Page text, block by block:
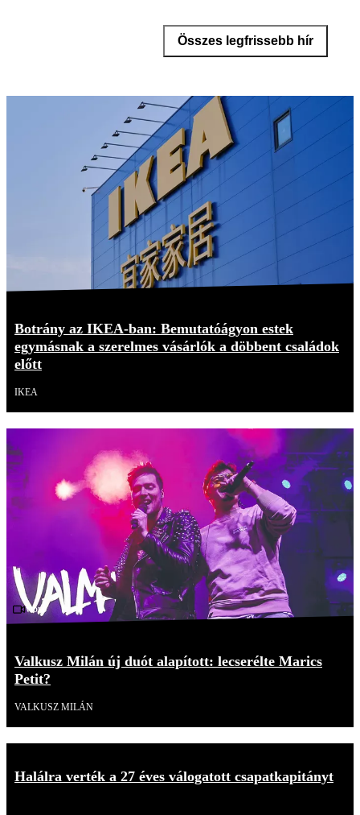
Összes legfrissebb hír
Botrány az IKEA-ban: Bemutatóágyon estek
egymásnak a szerelmes vásárlók a döbbent családok
előtt
IKEA
Videó
Valkusz Milán új duót alapított: lecserélte Marics
Petit?
VALKUSZ MILÁN
Halálra verték a 27 éves válogatott csapatkapitányt